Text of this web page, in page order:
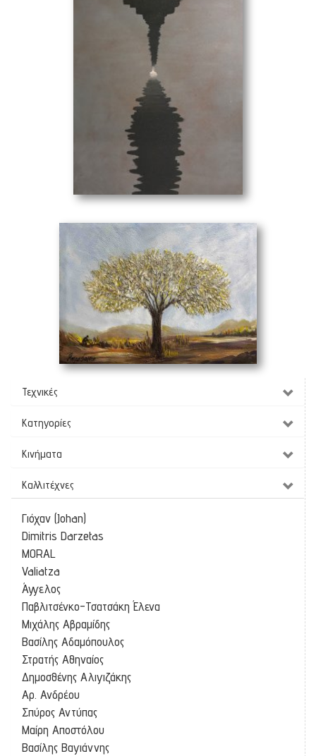
(70 x 50 cm)
Τεχνικές
Κατηγορίες
Κινήματα
Καλλιτέχνες
Γιόχαν (Johan)
Dimitris Darzetas
MORAL
Valiatza
Άγγελος
Παβλιτσένκο-Τσατσάκη Έλενα
Μιχάλης Αβραμίδης
Βασίλης Αδαμόπουλος
Στρατής Αθηναίος
Δημοσθένης Αλιγιζάκης
Αρ. Ανδρέου
Σπύρος Αντύπας
Μαίρη Αποστόλου
Βασίλης Βαγιάννης